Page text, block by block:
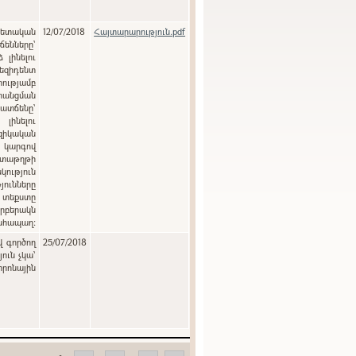
կարգով
12/07/2018 Հայտարարություն.pdf
գործող
չկա՝
25/07/2018